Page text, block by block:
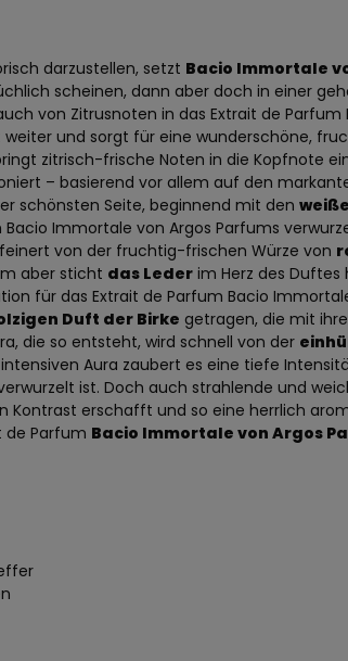
darzustellen, setzt Bacio Immortale
scheinen, dann aber doch in einer
von Zitrusnoten in das Extrait de
und sorgt für eine wunderschöne,
zitrisch-frische Noten in die Kopfnote
– basierend vor allem auf den
schönsten Seite, beginnend mit den
Immortale von Argos Parfums
von der fruchtig-frischen Würze von
aber sticht das Leder im Herz des
für das Extrait de Parfum Bacio
Duft der Birke getragen, die mit
die so entsteht, wird schnell von der
Aura zaubert es eine tiefe
ist. Doch auch strahlende und
Kontrast erschafft und so eine herrlich
de Parfum Bacio Immortale von Argos